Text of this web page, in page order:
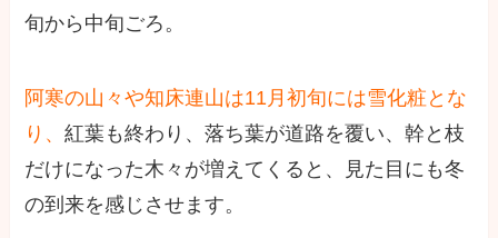
旬から中旬ごろ。
阿寒の山々や知床連山は11月初旬には雪化粧とな
り、紅葉も終わり、落ち葉が道路を覆い、幹と枝
だけになった木々が増えてくると、見た目にも冬
の到来を感じさせます。